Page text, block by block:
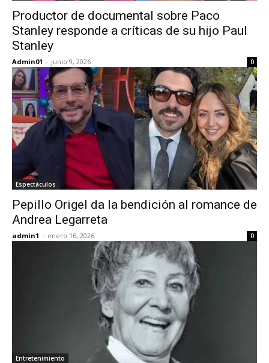
Productor de documental sobre Paco
Stanley responde a críticas de su hijo Paul
Stanley
Admin01 - junio 9, 2026 0
Espectáculos
Pepillo Origel da la bendición al romance de
Andrea Legarreta
admin1 - enero 16, 2026 0
Entretenimiento